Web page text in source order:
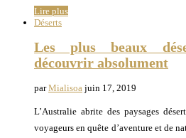
Lire plus
Déserts
Les plus beaux
découvrir absolument
parMialisoa juin 17, 2019
L’Australie abrite des paysages
voyageurs en quête d’aventure et de